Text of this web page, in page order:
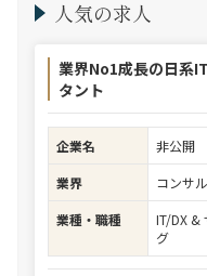
人気の求人
業界No1成長の日系
タント
企業名
非公開
業界
コンサ
業種・職種
IT/DX &
グ